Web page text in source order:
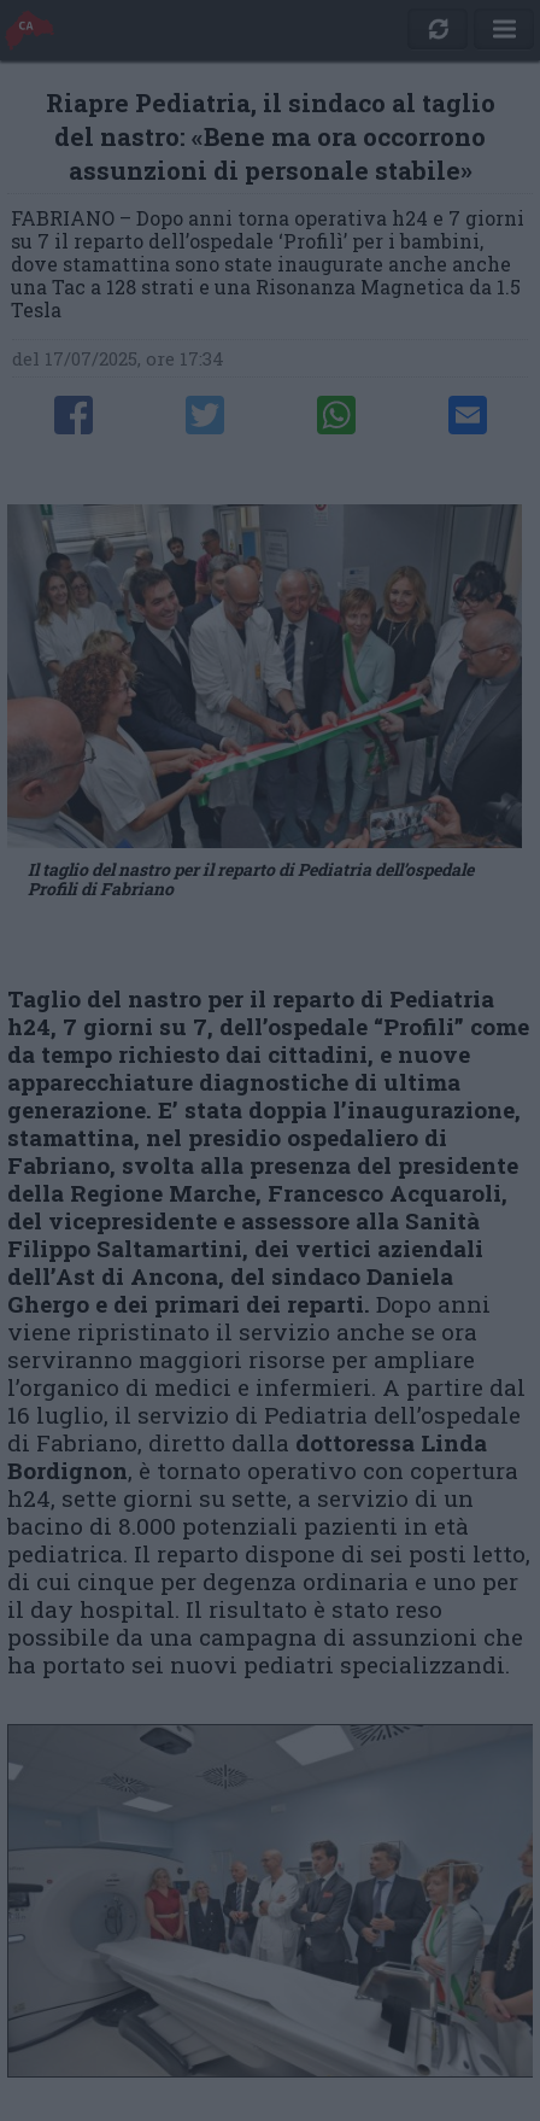
Riapre Pediatria, il sindaco al taglio
del nastro: «Bene ma ora occorrono
assunzioni di personale stabile»
FABRIANO – Dopo anni torna operativa h24 e 7 giorni
su 7 il reparto dell’ospedale ‘Profilì’ per i bambini,
dove stamattina sono state inaugurate anche anche
una Tac a 128 strati e una Risonanza Magnetica da 1.5
Tesla
del 17/07/2025, ore 17:34
Il taglio del nastro per il reparto di Pediatria dell’ospedale
Profili di Fabriano
Taglio del nastro per il reparto di Pediatria
h24, 7 giorni su 7, dell’ospedale “Profili” come
da tempo richiesto dai cittadini, e nuove
apparecchiature diagnostiche di ultima
generazione. E’ stata doppia l’inaugurazione,
stamattina, nel presidio ospedaliero di
Fabriano, svolta alla presenza del presidente
della Regione Marche, Francesco Acquaroli,
del vicepresidente e assessore alla Sanità
Filippo Saltamartini, dei vertici aziendali
dell’Ast di Ancona, del sindaco Daniela
Ghergo e dei primari dei reparti. Dopo anni
viene ripristinato il servizio anche se ora
serviranno maggiori risorse per ampliare
l’organico di medici e infermieri. A partire dal
16 luglio, il servizio di Pediatria dell’ospedale
di Fabriano, diretto dalla dottoressa Linda
Bordignon, è tornato operativo con copertura
h24, sette giorni su sette, a servizio di un
bacino di 8.000 potenziali pazienti in età
pediatrica. Il reparto dispone di sei posti letto,
di cui cinque per degenza ordinaria e uno per
il day hospital. Il risultato è stato reso
possibile da una campagna di assunzioni che
ha portato sei nuovi pediatri specializzandi.